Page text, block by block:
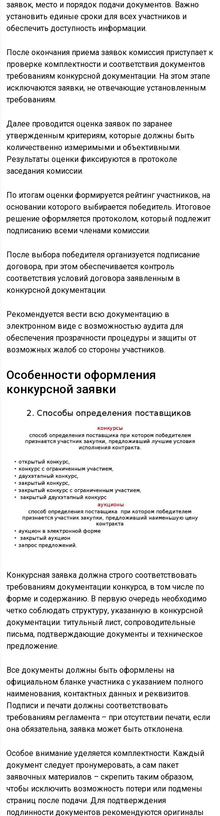
заявок, место и порядок подачи документов. Важно
установить единые сроки для всех участников и
обеспечить доступность информации.
После окончания приема заявок комиссия приступает к
проверке комплектности и соответствия документов
требованиям конкурсной документации. На этом этапе
исключаются заявки, не отвечающие установленным
требованиям.
Далее проводится оценка заявок по заранее
утвержденным критериям, которые должны быть
количественно измеримыми и объективными.
Результаты оценки фиксируются в протоколе
заседания комиссии.
По итогам оценки формируется рейтинг участников, на
основании которого выбирается победитель. Итоговое
решение оформляется протоколом, который подлежит
подписанию всеми членами комиссии.
После выбора победителя организуется подписание
договора, при этом обеспечивается контроль
соответствия условий договора заявленным в
конкурсной документации.
Рекомендуется вести всю документацию в
электронном виде с возможностью аудита для
обеспечения прозрачности процедуры и защиты от
возможных жалоб со стороны участников.
Особенности оформления
конкурсной заявки
Конкурсная заявка должна строго соответствовать
требованиям документации конкурса, в том числе по
форме и содержанию. В первую очередь необходимо
четко соблюдать структуру, указанную в конкурсной
документации: титульный лист, сопроводительные
письма, подтверждающие документы и техническое
предложение.
Все документы должны быть оформлены на
официальном бланке участника с указанием полного
наименования, контактных данных и реквизитов.
Подписи и печати должны соответствовать
требованиям регламента – при отсутствии печати, если
она обязательна, заявка может быть отклонена.
Особое внимание уделяется комплектности. Каждый
документ следует пронумеровать, а сам пакет
заявочных материалов – скрепить таким образом,
чтобы исключить возможность потери или подмены
страниц после подачи. Для подтверждения
подлинности документов рекомендуются оригиналы